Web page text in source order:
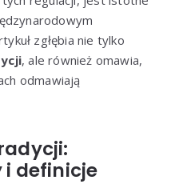
zgłębia nie tylko
, ale również omawia,
odmawiają
i definicje